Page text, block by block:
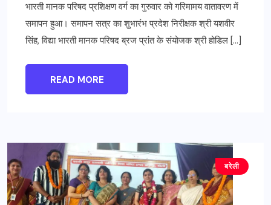
भारती मानक परिषद प्रशिक्षण वर्ग का गुरुवार को गरिमामय वातावरण में
समापन हुआ। समापन सत्र का शुभारंभ प्रदेश निरीक्षक श्री यशवीर
सिंह, विद्या भारती मानक परिषद ब्रज प्रांत के संयोजक श्री होडिल […]
READ MORE
बरेली